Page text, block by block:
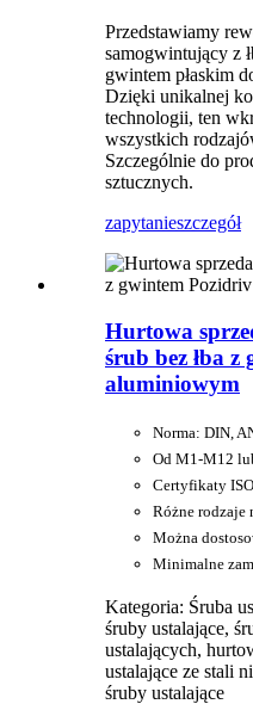
Przedstawiamy
samogwintujący z
gwintem płaskim
Dzięki unikalnej
technologii, ten
wszystkich
Szczególnie do
sztucznych.
zapytanieszczegół
Hurtowa
śrub bez łba
aluminiowym
Norma: DIN,
Od M1-M12
Certyfikaty
Różne rodzaje
Można
Minimalne
Kategoria: Śruba
śruby ustalające,
ustalających,
ustalające ze stali
śruby ustalające